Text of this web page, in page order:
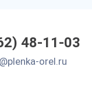
48-11-03
orel.ru